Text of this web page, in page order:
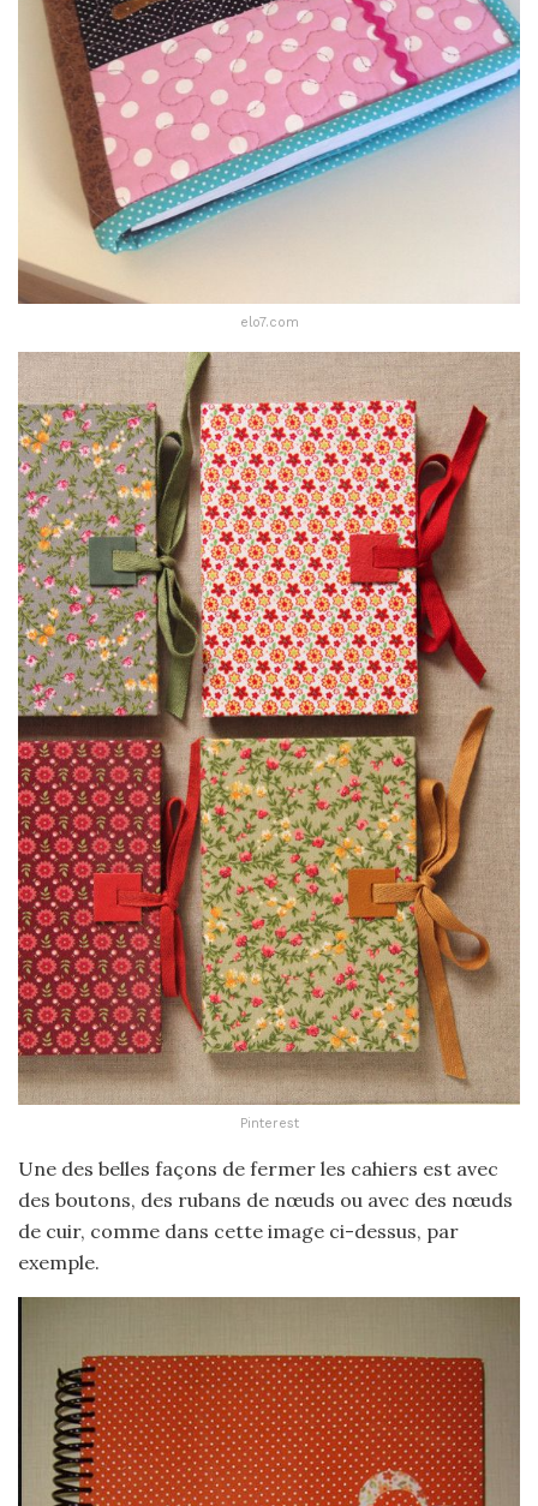
elo7.com
Pinterest
Une des belles façons de fermer les cahiers est avec
des boutons, des rubans de nœuds ou avec des nœuds
de cuir, comme dans cette image ci-dessus, par
exemple.